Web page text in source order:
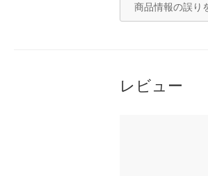
商品情報の誤り
レビュー